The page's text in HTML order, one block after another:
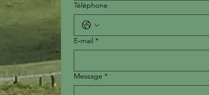
Téléphone
E‑mail *
Message *